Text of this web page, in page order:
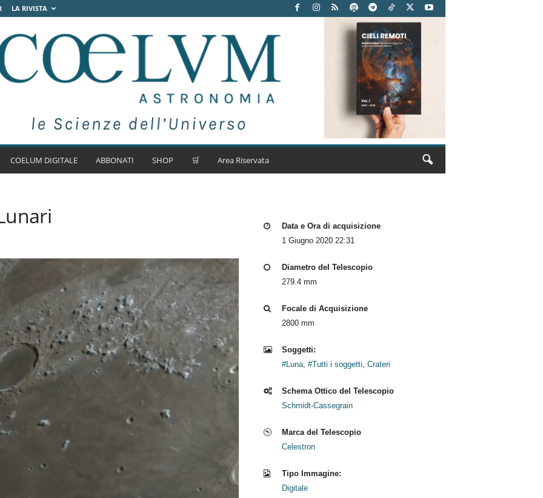
LA RIVISTA
COELUM DIGITALE ABBONATI SHOP 🛒 Area Riservata
Data e Ora di acquisizione
1 Giugno 2020 22:31
Diametro del Telescopio
279.4 mm
Focale di Acquisizione
2800 mm
Soggetti:
#Luna, #Tutti i soggetti, Crateri
Schema Ottico del Telescopio
Schmidt-Cassegrain
Marca del Telescopio
Celestron
Tipo Immagine:
Digitale